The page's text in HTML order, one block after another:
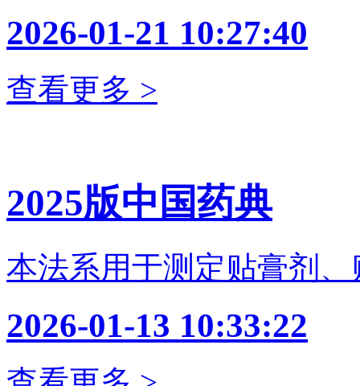
2026-01-21 10:27:40
查看更多 >
2025版中国药典
本法系用于测定贴膏剂
2026-01-13 10:33:22